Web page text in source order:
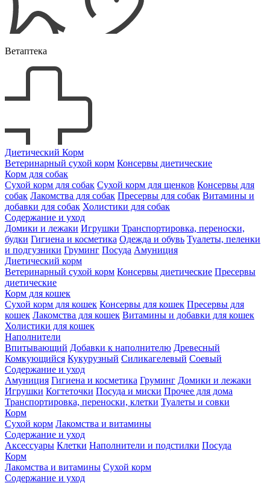
Ветаптека
Диетический Корм
Ветеринарный сухой корм Консервы диетические
Корм для собак
Сухой корм для собак Сухой корм для щенков Консервы для
собак Лакомства для собак Пресервы для собак Витамины и
добавки для собак Холистики для собак
Содержание и уход
Домики и лежаки Игрушки Транспортировка, переноски,
будки Гигиена и косметика Одежда и обувь Туалеты, пеленки
и подгузники Груминг Посуда Амуниция
Диетический корм
Ветеринарный сухой корм Консервы диетические Пресервы
диетические
Корм для кошек
Сухой корм для кошек Консервы для кошек Пресервы для
кошек Лакомства для кошек Витамины и добавки для кошек
Холистики для кошек
Наполнители
Впитывающий Добавки к наполнителю Древесный
Комкующийся Кукурузный Силикагелевый Соевый
Содержание и уход
Амуниция Гигиена и косметика Груминг Домики и лежаки
Игрушки Когтеточки Посуда и миски Прочее для дома
Транспортировка, переноски, клетки Туалеты и совки
Корм
Сухой корм Лакомства и витамины
Содержание и уход
Аксессуары Клетки Наполнители и подстилки Посуда
Корм
Лакомства и витамины Сухой корм
Содержание и уход